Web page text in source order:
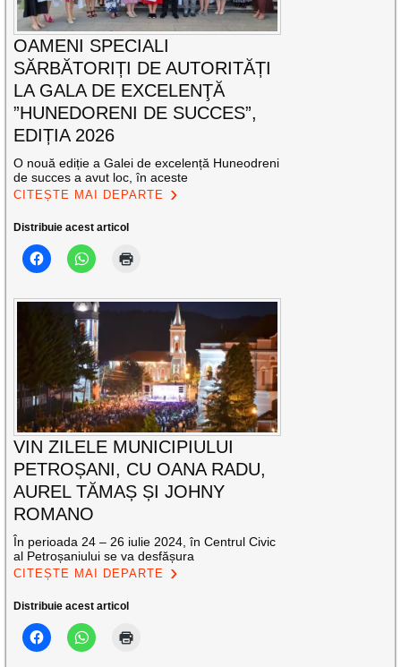
OAMENI SPECIALI
SĂRBĂTORIȚI DE AUTORITĂȚI
LA GALA DE EXCELENŢĂ
”HUNEDORENI DE SUCCES”,
EDIȚIA 2026
O nouă ediție a Galei de excelență Huneodreni
de succes a avut loc, în aceste
CITEȘTE MAI DEPARTE
Distribuie acest articol
VIN ZILELE MUNICIPIULUI
PETROȘANI, CU OANA RADU,
AUREL TĂMAȘ ȘI JOHNY
ROMANO
În perioada 24 – 26 iulie 2024, în Centrul Civic
al Petroșaniului se va desfășura
CITEȘTE MAI DEPARTE
Distribuie acest articol